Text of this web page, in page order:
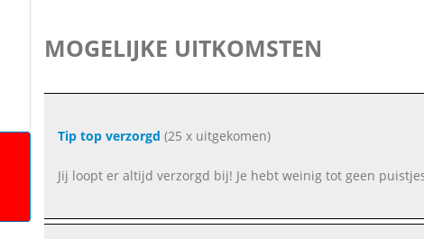
MOGELIJKE UITKOMSTEN
Tip top verzorgd (25 x uitgekomen)
Jij loopt er altijd verzorgd bij! Je hebt weinig tot geen